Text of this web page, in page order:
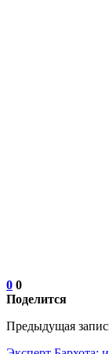
0 0
Поделится
Предыдущая